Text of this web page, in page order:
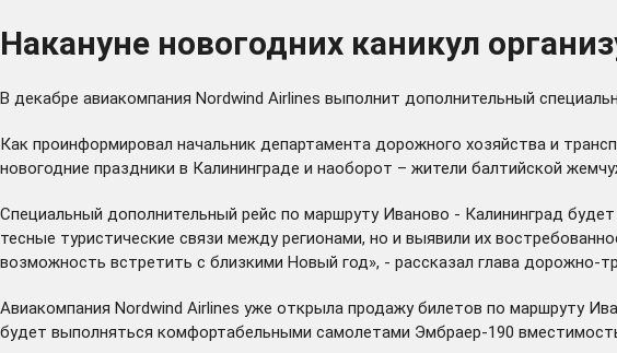
Накануне новогодних каникул
В декабре авиакомпания Nordwind Airlines выполнит дополнительный
Как проинформировал начальник департамента дорожного хозяйства и
новогодние праздники в Калининграде и наоборот – жители балтийской
Специальный дополнительный рейс по маршруту Иваново - Калининград
тесные туристические связи между регионами, но и выявили их
возможность встретить с близкими Новый год», - рассказал глава дорожно-
Авиакомпания Nordwind Airlines уже открыла продажу билетов по маршруту
будет выполняться комфортабельными самолетами Эмбраер-190